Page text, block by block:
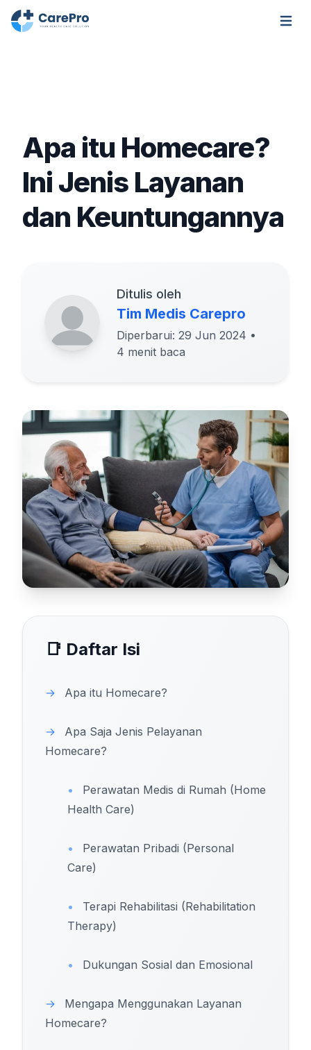
Open
Apa itu Homecare?
Ini Jenis Layanan
dan Keuntungannya
Ditulis oleh
Tim Medis Carepro
Diperbarui: 29 Jun 2024 •
4 menit baca
📑 Daftar Isi
→ Apa itu Homecare?
→
Apa Saja Jenis Pelayanan
Homecare?
•
Perawatan Medis di Rumah (Home
Health Care)
•
Perawatan Pribadi (Personal
Care)
•
Terapi Rehabilitasi (Rehabilitation
Therapy)
• Dukungan Sosial dan Emosional
→
Mengapa Menggunakan Layanan
Homecare?